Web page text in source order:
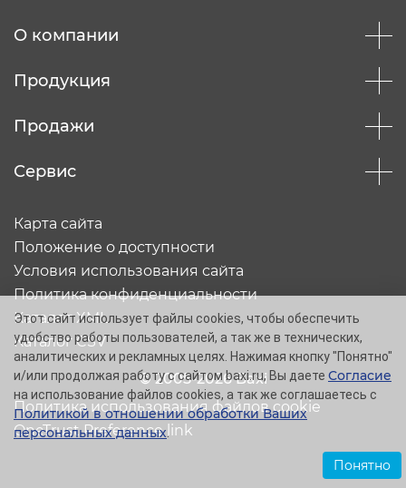
О компании
Продукция
Продажи
Сервис
© 2005-2026 Baxi
Карта сайта
Положение о доступности
Условия использования сайта
Политика конфиденциальности
Каталог XML
Каталог CSV
Политика использования файлов cookie
OneTrust Preference link
Этот сайт использует файлы cookies, чтобы обеспечить
удобство работы пользователей, а так же в технических,
аналитических и рекламных целях. Нажимая кнопку "Понятно"
и/или продолжая работу с сайтом baxi.ru, Вы даете Согласие
на использование файлов cookies, а так же соглашаетесь с
Политикой в отношении обработки Ваших
персональных данных.
Понятно